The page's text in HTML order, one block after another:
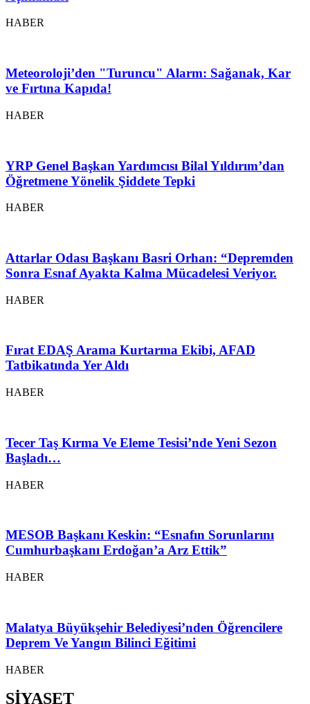
HABER
Meteoroloji’den "Turuncu" Alarm: Sağanak, Kar
ve Fırtına Kapıda!
HABER
YRP Genel Başkan Yardımcısı Bilal Yıldırım’dan
Öğretmene Yönelik Şiddete Tepki
HABER
Attarlar Odası Başkanı Basri Orhan: “Depremden
Sonra Esnaf Ayakta Kalma Mücadelesi Veriyor.
HABER
Fırat EDAŞ Arama Kurtarma Ekibi, AFAD
Tatbikatında Yer Aldı
HABER
Tecer Taş Kırma Ve Eleme Tesisi’nde Yeni Sezon
Başladı…
HABER
MESOB Başkanı Keskin: “Esnafın Sorunlarını
Cumhurbaşkanı Erdoğan’a Arz Ettik”
HABER
Malatya Büyükşehir Belediyesi’nden Öğrencilere
Deprem Ve Yangın Bilinci Eğitimi
HABER
SİYASET